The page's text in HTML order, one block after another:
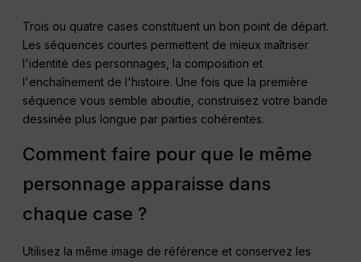
Trois ou quatre cases constituent un bon point de départ.
Les séquences courtes permettent de mieux maîtriser
l'identité des personnages, la composition et
l'enchaînement de l'histoire. Une fois que la première
séquence vous semble aboutie, construisez votre bande
dessinée plus longue par parties cohérentes.
Comment faire pour que le même
personnage apparaisse dans
chaque case ?
Utilisez la même image de référence et conservez les